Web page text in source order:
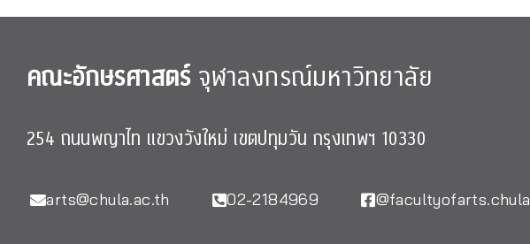
คณะอักษรศาสตร์จุฬาลงกรณ์มหาวิทยาลัย
254 ถนนพญาไท แขวงวังใหม่ เขตปทุมวัน กรุงเทพฯ 10330
arts@chula.ac.th 02-2184969 @facultyofarts.chula